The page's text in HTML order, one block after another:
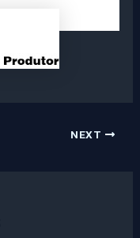
NEXT